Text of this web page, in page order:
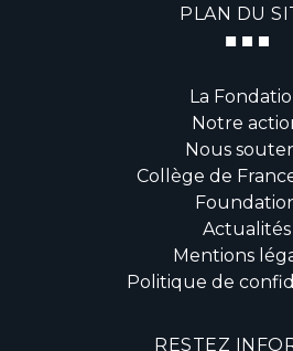
PLAN DU
La
Notre
Nous
Collège de
Actualités
Mentions
Politique de
RESTEZ